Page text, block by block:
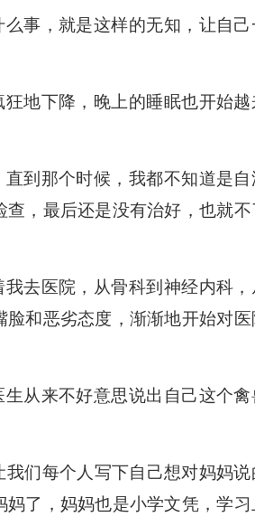
事，就是这样的无知，让自己
地下降，晚上的睡眠也开始越
到那个时候，我都不知道是自
，最后还是没有治好，也就不
去医院，从骨科到神经内科，
和恶劣态度，渐渐地开始对医
从来不好意思说出自己这个禽
们每个人写下自己想对妈妈说
了，妈妈也是小学文凭，学习